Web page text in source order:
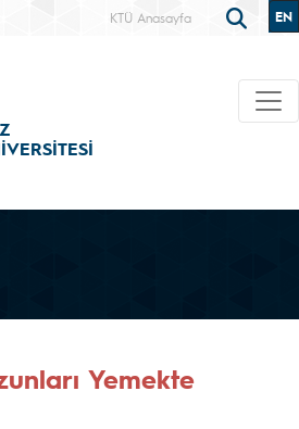
KTÜ Anasayfa EN
Yemekte